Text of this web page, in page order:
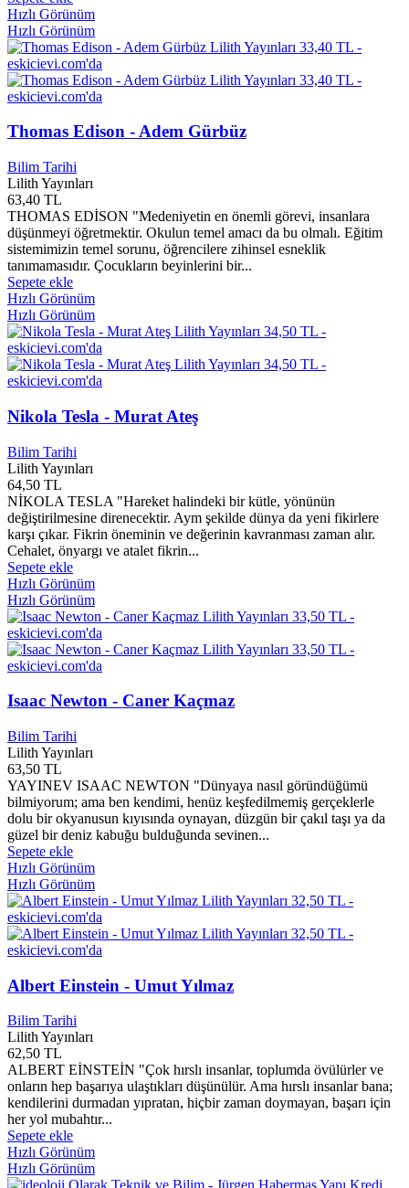
Adnan Kulaksızoğlu
Adnan Nur BAYKAL
Adnan Özveri 0
Adnan Özyalçıner
Adnan Şenses 0
Adnen YALÇINKAYA
Adolfo Bıoy Casares 0
ADP-90SB
Adrian Berry
Adrian Gilbert 1
Adrıana Trıgıanı 0
Adrien Brody 0
ADX250OCK23GM 0
ADX260OCK23GM
Aesop
Afet Ilgaz
Agah Oktay GÜNER 0
Agah Sırrı Levend
0
Agatha CHRİSTİE 0
Ahmed Cevdet PAŞA 0
Ahmed EL-MAHMUD
Ahmed Faruk
Ahmed Günbay Yıldız 0
Ahmed HULUSİ 0
Ahmed Lütfi KAZANCI 0
Ahmed Mekki Üçışık 0
Ahmed Nezih Gültekin
Ahmed Özer
Ahmed RIZA 0
Ahmed Şahin
Ahmed Ziyaüddin GÜMÜŞHANEVİ 0
Ahmet AĞIRBAŞLI
Ahmet Akgül 0
Ahmet Almaz
Ahmet ALTAN
Ahmet Ay 0
Ahmet Aydın 0
Ahmet Ayhan 0
Ahmet Baki YERLİ 0
Ahmet BATMAN
Ahmet Bekir Palazoğlu
Ahmet Bilal Yaprakdal
Ahmet Bulut 0
Ahmet C. Gazioğlu
Ahmet Cabir Ahmedof 0
Ahmet Çağlayan
Ahmet Çalışır
Ahmet CED 0
Ahmet ÇELİK
Ahmet Çelikkol
Ahmet Cevdet PAŞA 0
Ahmet Cevizci 0
Ahmet Davutoğlu 0
Ahmet DEMiR
Ahmet Deniz
Ahmet Doğan İlbey
Ahmet EFE 0
Hızlı Görünüm
Hızlı Görünüm
Thomas Edison - Adem Gürbüz
Bilim Tarihi
Lilith Yayınları
63,40 TL
THOMAS EDİSON "Medeniyetin en önemli görevi, insanlara
düşünmeyi öğretmektir. Okulun temel amacı da bu olmalı. Eğitim
sistemimizin temel sorunu, öğrencilere zihinsel esneklik
tanımamasıdır. Çocukların beyinlerini bir...
Sepete ekle
Hızlı Görünüm
Hızlı Görünüm
Nikola Tesla - Murat Ateş
Bilim Tarihi
Lilith Yayınları
64,50 TL
NİKOLA TESLA "Hareket halindeki bir kütle, yönünün
değiştirilmesine direnecektir. Aym şekilde dünya da yeni fikirlere
karşı çıkar. Fikrin öneminin ve değerinin kavranması zaman alır.
Cehalet, önyargı ve atalet fikrin...
Sepete ekle
Hızlı Görünüm
Hızlı Görünüm
Isaac Newton - Caner Kaçmaz
Bilim Tarihi
Lilith Yayınları
63,50 TL
YAYINEV ISAAC NEWTON "Dünyaya nasıl göründüğümü
bilmiyorum; ama ben kendimi, henüz keşfedilmemiş gerçeklerle
dolu bir okyanusun kıyısında oynayan, düzgün bir çakıl taşı ya da
güzel bir deniz kabuğu bulduğunda sevinen...
Sepete ekle
Hızlı Görünüm
Hızlı Görünüm
Albert Einstein - Umut Yılmaz
Bilim Tarihi
Lilith Yayınları
62,50 TL
ALBERT EİNSTEİN "Çok hırslı insanlar, toplumda övülürler ve
onların hep başarıya ulaştıkları düşünülür. Ama hırslı insanlar bana;
kendilerini durmadan yıpratan, hiçbir zaman doymayan, başarı için
her yol mubahtır...
Sepete ekle
Hızlı Görünüm
Hızlı Görünüm